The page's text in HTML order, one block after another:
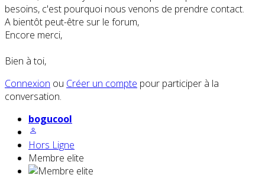
besoins, c'est pourquoi nous venons de prendre contact.
A bientôt peut-être sur le forum,
Encore merci,
Bien à toi,
Connexion ou Créer un compte pour participer à la
conversation.
bogucool
Hors Ligne
Membre elite